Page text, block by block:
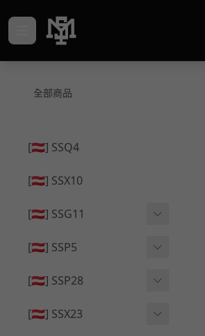
全部商品
[🇦🇹] SSQ4
[🇦🇹] SSX10
[🇦🇹] SSG11
🔄 原廠 ⧸ 零件
[🇦🇹] SSP5
🔄 原廠 ⧸ 零件
[🇦🇹] SSP28
🔄 原廠 ⧸ 零件
[🇦🇹] SSX23